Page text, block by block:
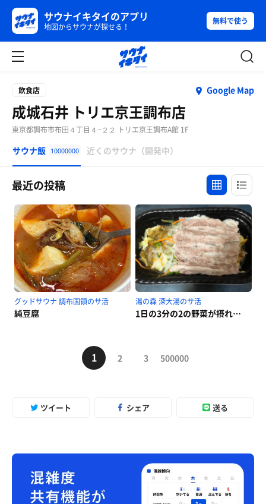
サウナイキタイのアプリ
地図からサウナが探せる！
無料で使う
飲食店 Google Map
成城石井 トリエ京王調布店
東京都調布市布田４丁目４−２２ トリエ京王調布A館 1F
サウナ飯 10000000 近くのサウナ（開発中）
最近の投稿
グッドサウナ 調布国領のサ活
純豆腐
湯の森 深大湯のサ活
1日の3分の2の野菜が摂れる！豚肉のポン酢ジュレ温しゃぶ
1 2 3 500000
ツイート シェア 送る